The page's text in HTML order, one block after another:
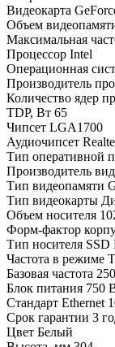
Видеокарта
Объем
Максимальная
Процессор Intel
Операционная
Производитель
Количество ядер
TDP, Вт 65
Чипсет LGA1700
Аудиочипсет
Тип оперативной
Производитель
Тип видеопамяти
Тип видеокарты
Объем носителя
Форм-фактор
Тип носителя SSD
Частота в режиме
Базовая частота
Блок питания 750
Стандарт Ethernet
Срок гарантии 3
Цвет Белый